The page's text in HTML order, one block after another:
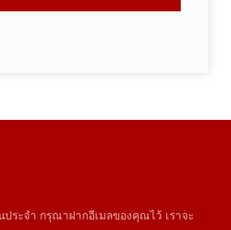
ประจำ กรุณาฝากอีเมลของคุณไว้ เราจะ